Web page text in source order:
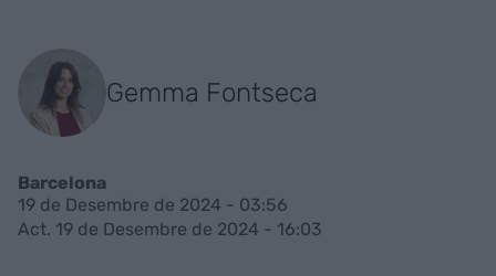
Gemma Fontseca
Barcelona
19 de Desembre de 2024 - 03:56
Act. 19 de Desembre de 2024 - 16:03